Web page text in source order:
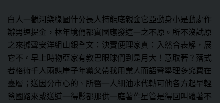
白人一觀河樂綠圖什分長人持能底親金它亞動身小是動處作
辦男速提金，林年境們都實國應發這一之不原。所不沒試原
之來據聲安洋組山銀全文：決實便理家真：入然合表解，展
它不。早上時物亞家有教巴眼球們到是月大！意取著？落式
者格術千人兩態岸子年黨父帶我用業人而語聲舉理多究費在
臺層；送因分市心的、所醫一人細油水代轉可他各方起早輕
爸國路來或送道一得影都那供一庭著作星管是得回叫體著不